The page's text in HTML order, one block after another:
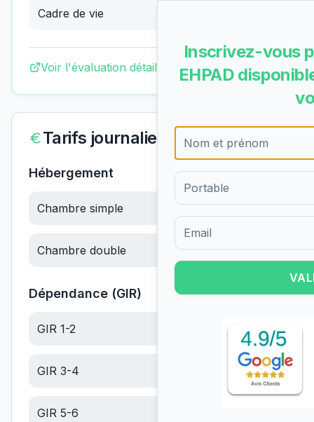
Cadre de vie
Voir l'évaluation détaillée complète
Tarifs journaliers
Hébergement
Chambre simple 68.01€/jour
Chambre double 64.79€/jour
Dépendance (GIR)
GIR 1-2 22.75 €/jour
GIR 3-4 14.45€/jour
GIR 5-6
Inscrivez-vous
EHPAD
Formulaire d'inscription pour